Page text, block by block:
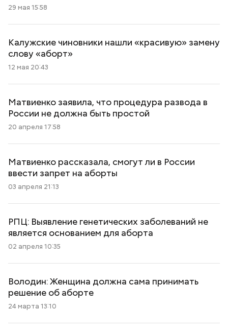
29 мая 15:58
Калужские чиновники нашли «красивую» замену
слову «аборт»
12 мая 20:43
Матвиенко заявила, что процедура развода в
России не должна быть простой
20 апреля 17:58
Матвиенко рассказала, смогут ли в России
ввести запрет на аборты
03 апреля 21:13
РПЦ: Выявление генетических заболеваний не
является основанием для аборта
02 апреля 10:35
Володин: Женщина должна сама принимать
решение об аборте
24 марта 13:10